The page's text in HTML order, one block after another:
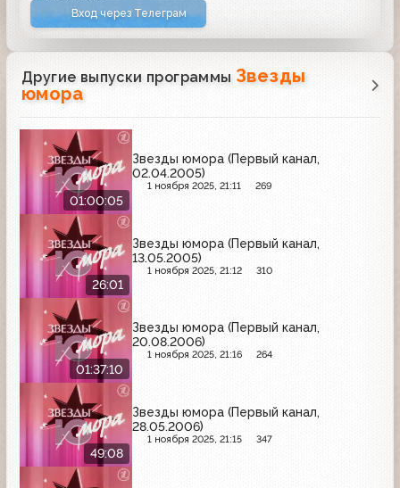
Вход через Телеграм
Другие выпуски программы Звезды
юмора
01:00:05
Звезды юмора (Первый канал,
02.04.2005)
1 ноября 2025, 21:11 269
26:01
Звезды юмора (Первый канал,
13.05.2005)
1 ноября 2025, 21:12 310
01:37:10
Звезды юмора (Первый канал,
20.08.2006)
1 ноября 2025, 21:16 264
49:08
Звезды юмора (Первый канал,
28.05.2006)
1 ноября 2025, 21:15 347